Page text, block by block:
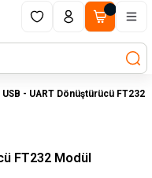
ÇALIŞTIR
- UART Dönüştürücü FT232
FT232 Modül